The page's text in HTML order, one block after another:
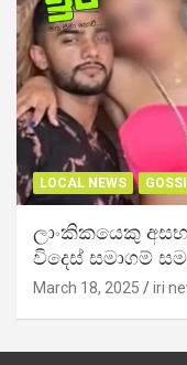
LOCAL NEWS
ලාංකිකයෙකු
විදෙස් සමාගම්
March 18, 2025 iri